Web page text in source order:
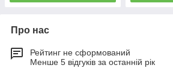
Про нас
Рейтинг не сформований
Менше 5 відгуків за останній рік